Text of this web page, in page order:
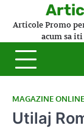
Articole Promo
acum sa
MAGAZINE ONLINE
Utilaj